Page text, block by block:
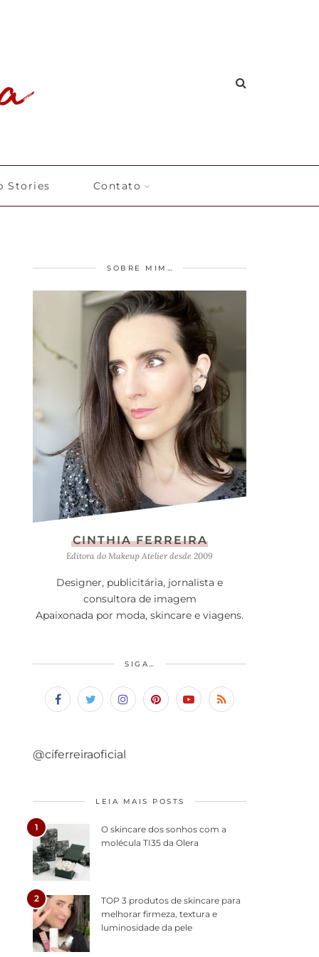
Stories Contato
SOBRE MIM…
CINTHIA FERREIRA
Editora do Makeup Atelier desde 2009
Designer, publicitária, jornalista e
consultora de imagem
Apaixonada por moda, skincare e viagens.
SIGA…
@ciferreiraoficial
LEIA MAIS POSTS
1
O skincare dos sonhos com a
molécula TI35 da Olera
2
TOP 3 produtos de skincare para
melhorar firmeza, textura e
luminosidade da pele